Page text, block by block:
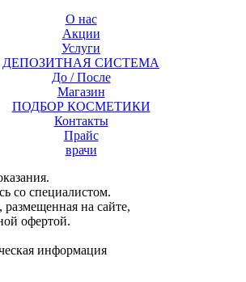
О нас
Акции
Услуги
ДЕПОЗИТНАЯ СИСТЕМА
До / После
Магазин
ПОДБОР КОСМЕТИКИ
Контакты
Прайс
врачи
со специалистом.
на сайте,
офертой.
информация